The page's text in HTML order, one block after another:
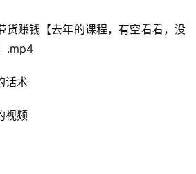
货赚钱【去年的课程，有空看看，没
.mp4
话术
视频